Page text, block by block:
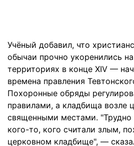
Учёный добавил, что
обычаи прочно укоренились
территориях в конце XIV —
времена правления
Похоронные обряды
правилами, а кладбища возле
священными местами. "Трудно
кого-то, кого считали злым,
церковном кладбище", —